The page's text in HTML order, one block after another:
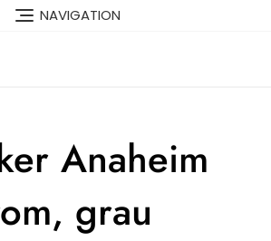
NAVIGATION
Anaheim
grau